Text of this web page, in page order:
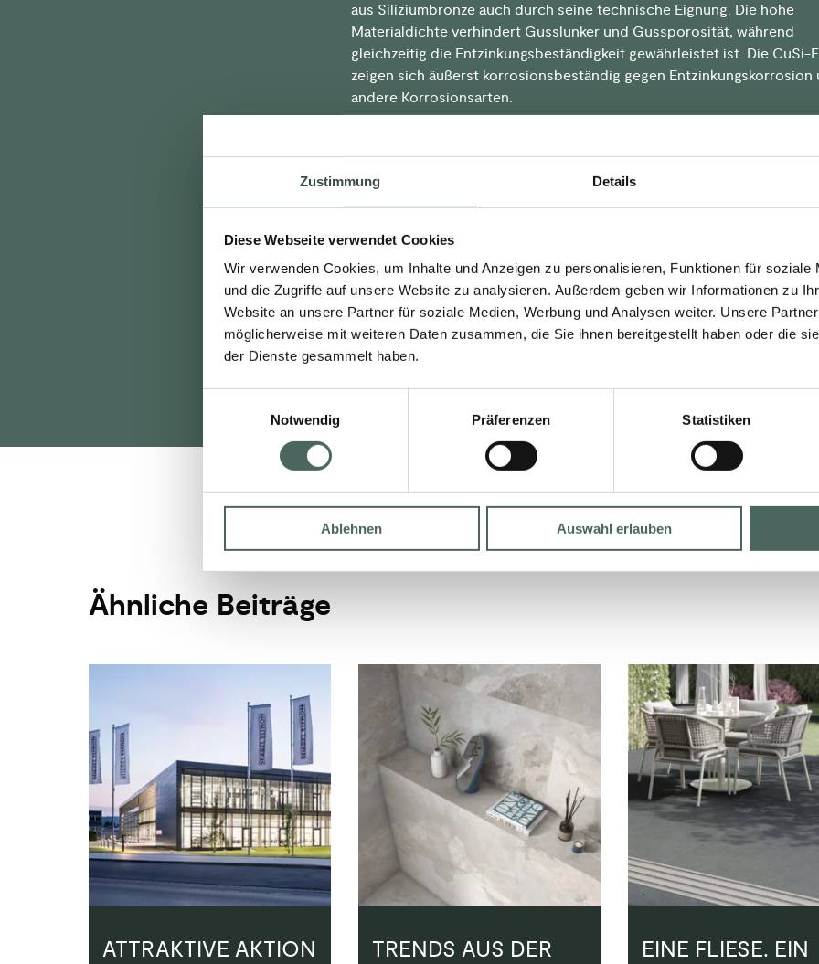
Zustimmung Details
Diese Webseite verwendet Cookies
Wir verwenden Cookies, um Inhalte und Anzeigen zu personalisieren, Funktionen für soziale
und die Zugriffe auf unsere Website zu analysieren. Außerdem geben wir Informationen zu
Website an unsere Partner für soziale Medien, Werbung und Analysen weiter. Unsere
möglicherweise mit weiteren Daten zusammen, die Sie ihnen bereitgestellt haben oder die
der Dienste gesammelt haben.
Notwendig
Präferenzen Statistiken
Ablehnen Auswahl erlauben
aus Siliziumbronze auch durch seine technische Eignung. Die hohe
Materialdichte verhindert Gusslunker und Gussporosität, während
gleichzeitig die Entzinkungsbeständigkeit gewährleistet ist. Die CuSi-
zeigen sich äußerst korrosionsbeständig gegen Entzinkungskorrosion
andere Korrosionsarten.
und 3fit®-Press ermöglichen Verbindungen mit Kupferrohren,
Edelstahlrohren oder Mehrschichtverbundrohr (Multifit®).
Für mehr Informationen fragen Sie gern unseren Außendienst.
>ZUR WEBSITE
ZUR ÜBERSICHT
Ähnliche Beiträge
ATTRAKTIVE AKTION
TRENDS AUS DER
EINE FLIESE. EIN